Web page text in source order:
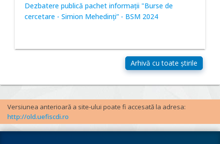
Dezbatere publică pachet informații "Burse de
cercetare - Simion Mehedinți” - BSM 2024
Versiunea anterioară a site-ului poate fi accesată la adresa:
http://old.uefiscdi.ro